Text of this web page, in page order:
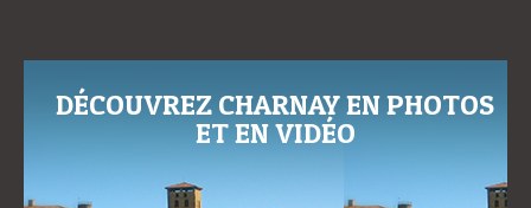
DÉCOUVREZ CHARNAY EN PHOTOS
ET EN VIDÉO